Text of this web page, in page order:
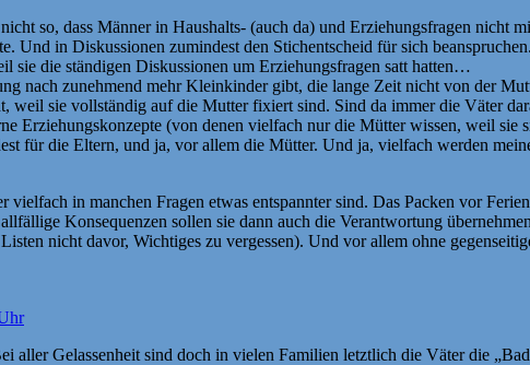
so, dass Männer in Haushalts- (auch da) und Erziehungsfragen nicht
Und in Diskussionen zumindest den Stichentscheid für sich
sie die ständigen Diskussionen um Erziehungsfragen satt hatten…
nach zunehmend mehr Kleinkinder gibt, die lange Zeit nicht von der
weil sie vollständig auf die Mutter fixiert sind. Sind da immer die Väter
Erziehungskonzepte (von denen vielfach nur die Mütter wissen, weil
für die Eltern, und ja, vor allem die Mütter. Und ja, vielfach werden
vielfach in manchen Fragen etwas entspannter sind. Das Packen vor
Konsequenzen sollen sie dann auch die Verantwortung
nicht davor, Wichtiges zu vergessen). Und vor allem ohne
aller Gelassenheit sind doch in vielen Familien letztlich die Väter die